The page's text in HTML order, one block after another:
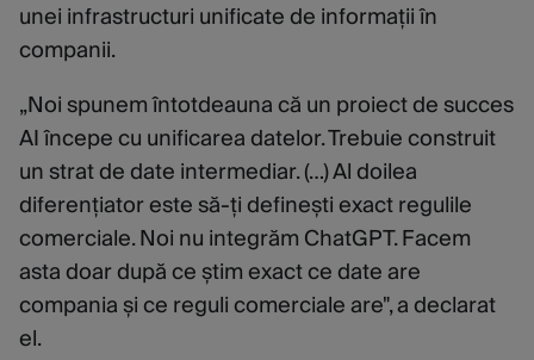
unei infrastructuri unificate de informații în
companii.
„Noi spunem întotdeauna că un proiect de succes
AI începe cu unificarea datelor. Trebuie construit
un strat de date intermediar. (…) Al doilea
diferențiator este să-ți definești exact regulile
comerciale. Noi nu integrăm ChatGPT. Facem
asta doar după ce știm exact ce date are
compania și ce reguli comerciale are", a declarat
el.